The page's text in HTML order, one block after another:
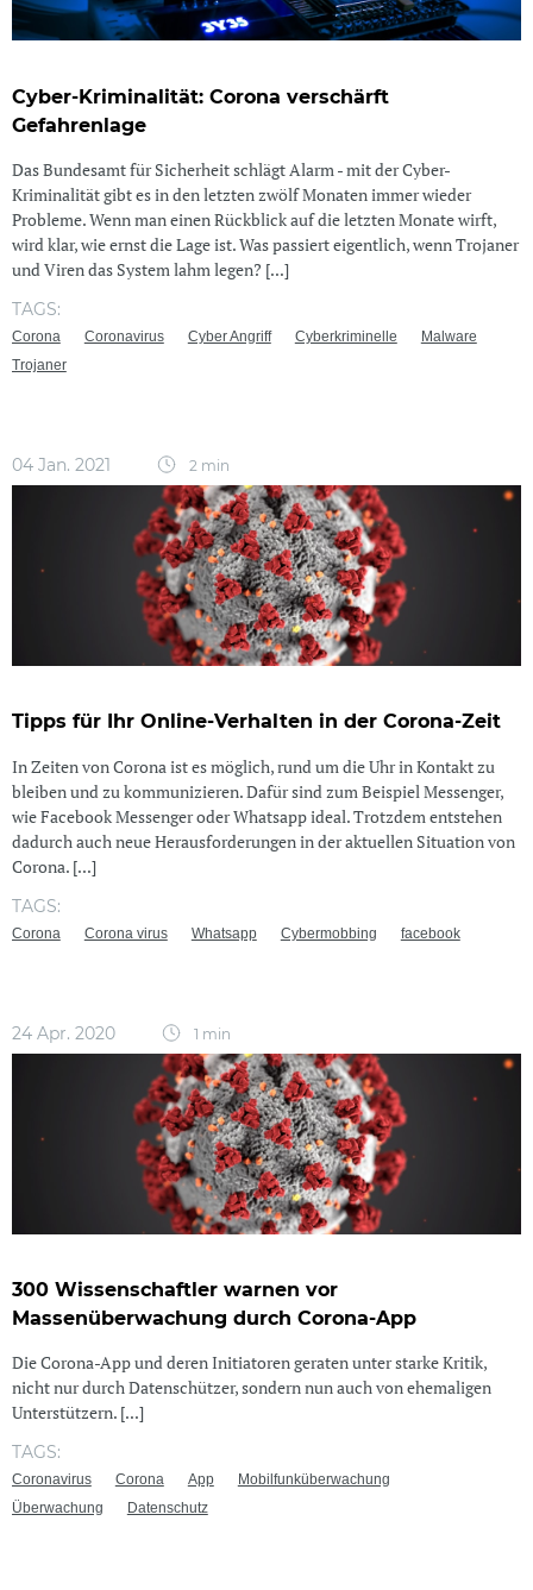
Cyber-Kriminalität: Corona verschärft
Gefahrenlage
Das Bundesamt für Sicherheit schlägt Alarm - mit der Cyber-
Kriminalität gibt es in den letzten zwölf Monaten immer wieder
Probleme. Wenn man einen Rückblick auf die letzten Monate wirft,
wird klar, wie ernst die Lage ist. Was passiert eigentlich, wenn Trojaner
und Viren das System lahm legen? [...]
TAGS:
Corona Coronavirus Cyber Angriff Cyberkriminelle
Malware
Trojaner
04 Jan. 2021 2 min
Tipps für Ihr Online-Verhalten in der Corona-Zeit
In Zeiten von Corona ist es möglich, rund um die Uhr in Kontakt zu
bleiben und zu kommunizieren. Dafür sind zum Beispiel Messenger,
wie Facebook Messenger oder Whatsapp ideal. Trotzdem entstehen
dadurch auch neue Herausforderungen in der aktuellen Situation von
Corona. [...]
TAGS:
Corona Corona virus Whatsapp Cybermobbing facebook
24 Apr. 2020 1 min
300 Wissenschaftler warnen vor
Massenüberwachung durch Corona-App
Die Corona-App und deren Initiatoren geraten unter starke Kritik,
nicht nur durch Datenschützer, sondern nun auch von ehemaligen
Unterstützern. [...]
TAGS:
Coronavirus Corona App
Mobilfunküberwachung
Überwachung
Datenschutz